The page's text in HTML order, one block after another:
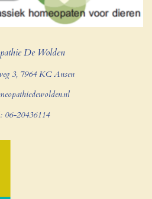
De Wolden
3, 7964 KC Ansen
06-20436114